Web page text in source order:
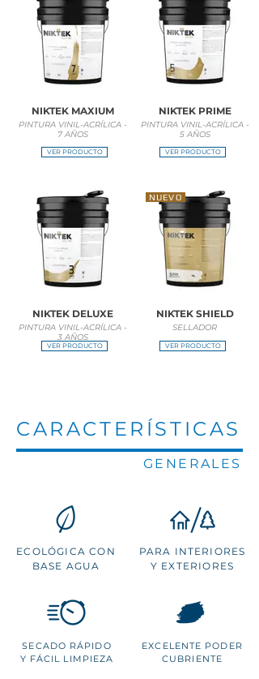
NIKTEK MAXIUM
PINTURA VINIL-ACRÍLICA -
7 AÑOS
NIKTEK PRIME
PINTURA VINIL-ACRÍLICA -
5 AÑOS
NIKTEK DELUXE
PINTURA VINIL-ACRÍLICA -
3 AÑOS
NIKTEK SHIELD
SELLADOR
VER PRODUCTO VER PRODUCTO
VER PRODUCTO VER PRODUCTO
NUEVO
CARACTERÍSTICAS
GENERALES
ECOLÓGICA CON
BASE AGUA
SECADO RÁPIDO
Y FÁCIL LIMPIEZA
PARA INTERIORES
Y EXTERIORES
EXCELENTE PODER
CUBRIENTE